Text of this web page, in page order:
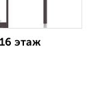
этаж